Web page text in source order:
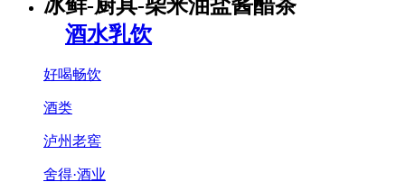
酒水乳饮
好喝畅饮
酒类
泸州老窖
舍得·酒业